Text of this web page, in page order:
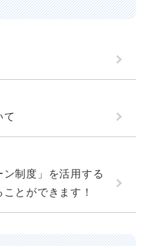
て
ン制度」を活用する
とができます！